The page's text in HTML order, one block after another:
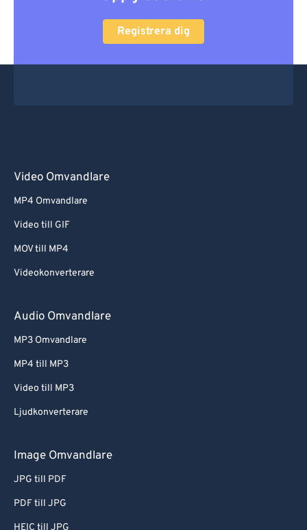
Registrera dig
Video Omvandlare
MP4 Omvandlare
Video till GIF
MOV till MP4
Videokonverterare
Audio Omvandlare
MP3 Omvandlare
MP4 till MP3
Video till MP3
Ljudkonverterare
Image Omvandlare
JPG till PDF
PDF till JPG
HEIC till JPG